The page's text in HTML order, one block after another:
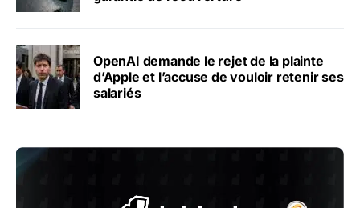
OpenAI demande le rejet de la plainte
d’Apple et l’accuse de vouloir retenir ses
salariés